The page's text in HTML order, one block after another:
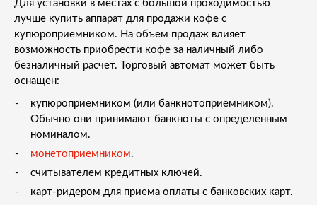
Для установки в местах с большой проходимостью
лучше купить аппарат для продажи кофе с
купюроприемником. На объем продаж влияет
возможность приобрести кофе за наличный либо
безналичный расчет. Торговый автомат может быть
оснащен:
купюроприемником (или банкнотоприемником).
Обычно они принимают банкноты с определенным
номиналом.
монетоприемником.
считывателем кредитных ключей.
карт-ридером для приема оплаты с банковских карт.